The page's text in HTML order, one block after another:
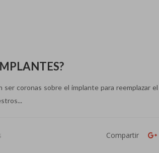
coronas sobre el implante para reemplazar
Compartir